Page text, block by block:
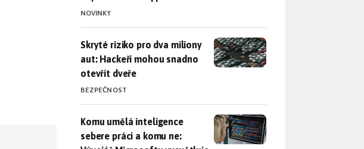
NOVINKY
Skryté riziko pro dva miliony aut: Hackeři mohou snadno otevřít
Skryté riziko pro dva miliony
aut: Hackeři mohou snadno
otevřít dveře
BEZPEČNOST
Komu umělá inteligence sebere práci a komu ne: Vývojář
Komu umělá inteligence
sebere práci a komu ne: